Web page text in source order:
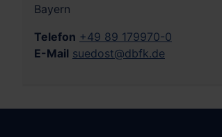
Bayern
Telefon +49 89 179970-0
E-Mail suedost@dbfk.de